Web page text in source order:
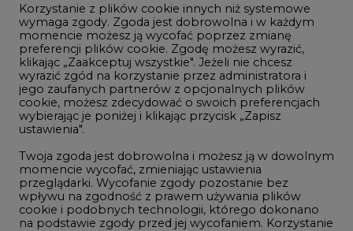
Innowacje i AI
Telekomunikacja i IT
Handel emisjami CO2
Wodór
Górnictwo
Atom
Fotowoltaika
Korzystanie z plików cookie innych niż systemowe
wymaga zgody. Zgoda jest dobrowolna i w każdym
momencie możesz ją wycofać poprzez zmianę
preferencji plików cookie. Zgodę możesz wyrazić,
klikając „Zaakceptuj wszystkie". Jeżeli nie chcesz
wyrazić zgód na korzystanie przez administratora i
jego zaufanych partnerów z opcjonalnych plików
cookie, możesz zdecydować o swoich preferencjach
wybierając je poniżej i klikając przycisk „Zapisz
ustawienia".
Twoja zgoda jest dobrowolna i możesz ją w dowolnym
momencie wycofać, zmieniając ustawienia
przeglądarki. Wycofanie zgody pozostanie bez
wpływu na zgodność z prawem używania plików
cookie i podobnych technologii, którego dokonano
na podstawie zgody przed jej wycofaniem. Korzystanie